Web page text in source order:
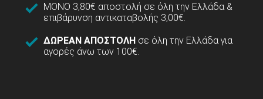
ΜΟΝΟ 3,80€ αποστολή σε όλη την Ελλάδα &
επιβάρυνση αντικαταβολής 3,00€.
ΔΩΡΕΑΝ ΑΠΟΣΤΟΛΗ σε όλη την Ελλάδα για
αγορές άνω των 100€.